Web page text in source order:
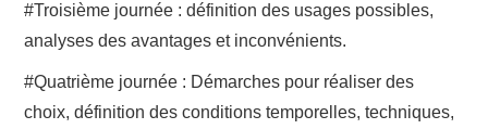
#Troisième journée : définition des usages possibles,
analyses des avantages et inconvénients.
#Quatrième journée : Démarches pour réaliser des
choix, définition des conditions temporelles, techniques,